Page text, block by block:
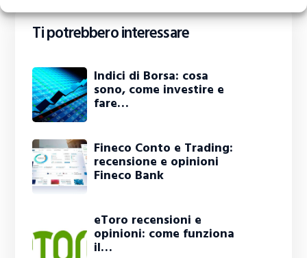
Ti potrebbero interessare
Indici di Borsa: cosa
sono, come investire e
fare…
Fineco Conto e Trading:
recensione e opinioni
Fineco Bank
eToro recensioni e
opinioni: come funziona
il…